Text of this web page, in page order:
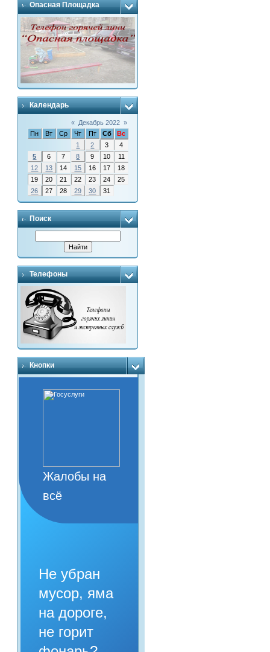
Опасная Площадка
Календарь
« Декабрь 2022 »
Пн
Вт Ср Чт Пт Сб
Вс
1
2 3
4
5
6 7 8 9 10
11
12
13 14 15 16 17
18
19
20 21 22 23 24
25
26
27 28 29 30 31
Поиск
Телефоны
Кнопки
Жалобы на
всё
Не убран
мусор, яма
на дороге,
не горит